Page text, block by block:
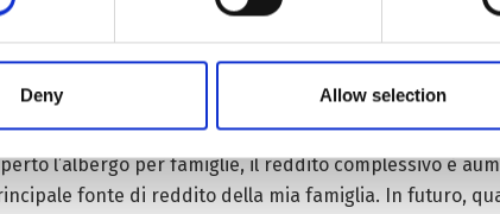
Deny Allow selection
locali hanno aperto strutture simili. Tasang, 49
l’Amministrazione del Turismo della Contea ha
i miei soldi. Dopo aver gestito l’hotel, tutto il suo
l’albergo per famiglie, il reddito complessivo è
fonte di reddito della mia famiglia. In futuro,